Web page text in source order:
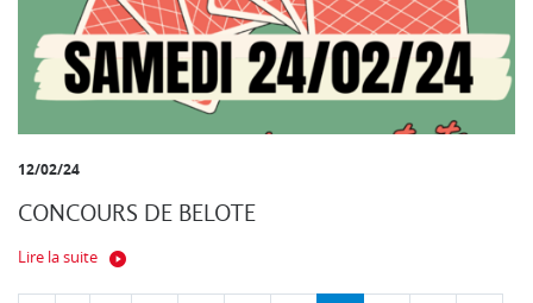
12/02/24
CONCOURS DE BELOTE
Lire la suite